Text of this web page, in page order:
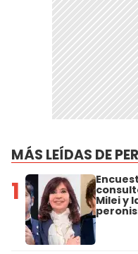
MÁS LEÍDAS DE
1 Milei y